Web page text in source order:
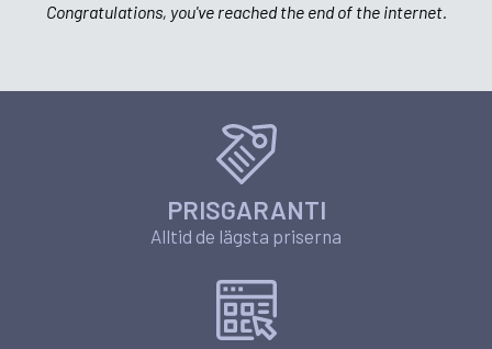
Congratulations, you've reached the end of the internet.
PRISGARANTI
Alltid de lägsta priserna